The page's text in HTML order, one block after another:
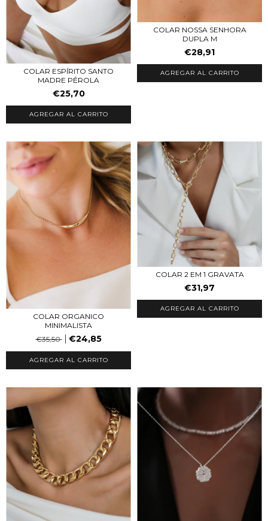
COLAR ESPÍRITO SANTO
MADRE PÉROLA
€25,70
COLAR NOSSA SENHORA
DUPLA M
€28,91
AGREGAR AL CARRITO
COLAR ORGANICO
MINIMALISTA
€35,50
€24,85
AGREGAR AL CARRITO
COLAR 2 EM 1 GRAVATA
€31,97